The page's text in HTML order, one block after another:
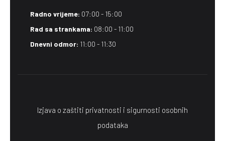
Radno vrijeme: 07:00 - 15:00
Rad sa strankama: 08:00 - 11:00
Dnevni odmor: 11:00 - 11:30
Izjava o zaštiti privatnosti i sigurnosti osobnih
podataka